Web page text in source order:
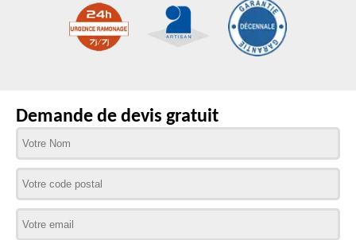
Demande de devis gratuit